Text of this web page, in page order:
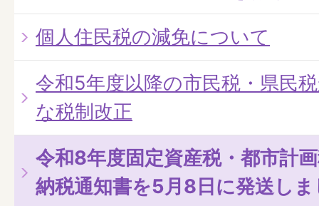
個人住民税の減免について
令和5年度以降の市民税・県民
な税制改正
令和8年度固定資産税・都市計
納税通知書を5月8日に発送し